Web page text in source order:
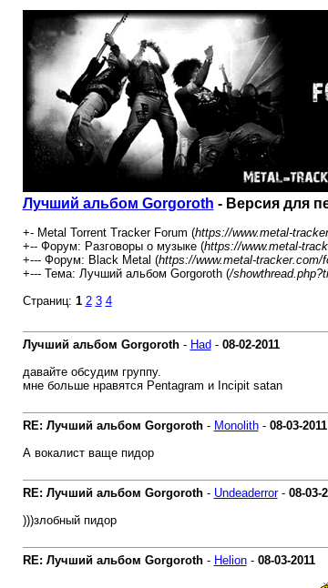
Лучший альбом Gorgoroth - Версия для
+- Metal Torrent Tracker Forum (https://www.metal-
+-- Форум: Разговоры о музыке (https://www.metal-
+--- Форум: Black Metal (https://www.metal-tracker.com/
+--- Тема: Лучший альбом Gorgoroth (/
Страниц: 1 2 3 4
Лучший альбом Gorgoroth- Had - 08-02-2011
давайте обсудим группу.
мне больше нравятся Pentagram и Incipit satan
RE: Лучший альбом Gorgoroth- Monolith- 08-03-2011
А вокалист ваще пидор
RE: Лучший альбом Gorgoroth- Undeaderror- 08-03-
)))злобный пидор
RE: Лучший альбом Gorgoroth- Helion- 08-03-2011